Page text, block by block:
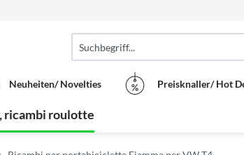
Neuheiten/ Novelties Preisknaller/ Hot
ricambi roulotte